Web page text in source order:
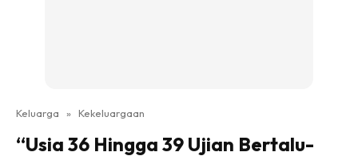
Keluarga » Kekeluargaan
“Usia 36 Hingga 39 Ujian Bertalu-